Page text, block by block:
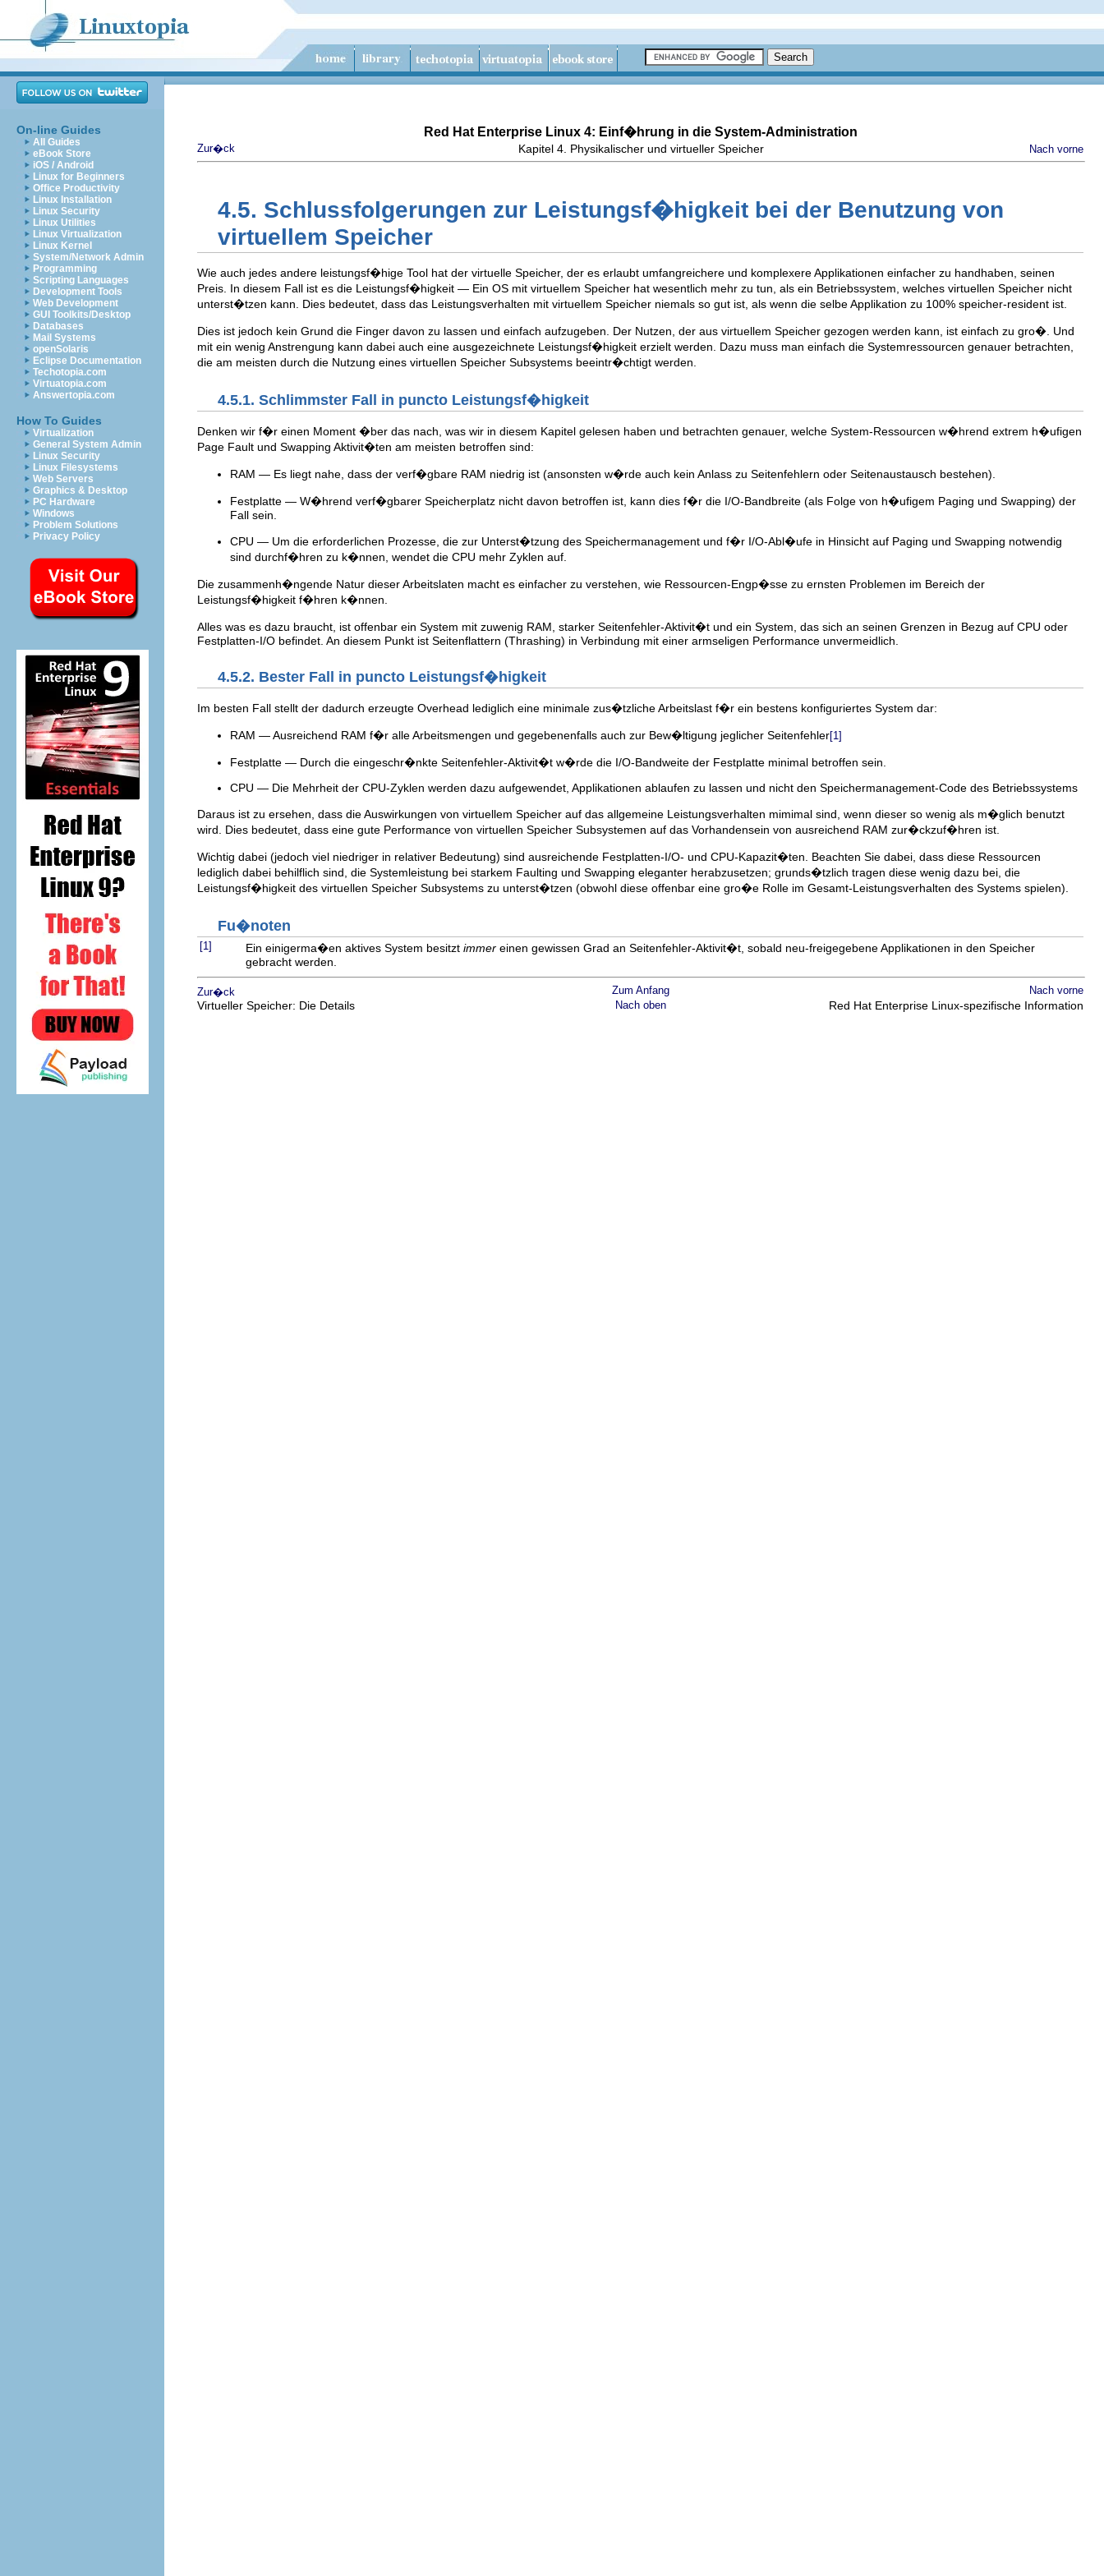
On-line Guides
All Guides
eBook Store
iOS / Android
Linux for Beginners
Office Productivity
Linux Installation
Linux Security
Linux Utilities
Linux Virtualization
Linux Kernel
System/Network Admin
Programming
Scripting Languages
Development Tools
Web Development
GUI Toolkits/Desktop
Databases
Mail Systems
openSolaris
Eclipse Documentation
Techotopia.com
Virtuatopia.com
Answertopia.com
How To Guides
Virtualization
General System Admin
Linux Security
Linux Filesystems
Web Servers
Graphics & Desktop
PC Hardware
Windows
Problem Solutions
Privacy Policy
Red Hat Enterprise Linux 4: Einf�hrung in die System-Administration
Zur�ck Kapitel 4. Physikalischer und virtueller Speicher Nach vorne
4.5. Schlussfolgerungen zur Leistungsf�higkeit bei der Benutzung von
virtuellem Speicher
Wie auch jedes andere leistungsf�hige Tool hat der virtuelle Speicher, der es erlaubt umfangreichere und komplexere Applikationen einfacher zu handhaben, seinen
Preis. In diesem Fall ist es die Leistungsf�higkeit — Ein OS mit virtuellem Speicher hat wesentlich mehr zu tun, als ein Betriebssystem, welches virtuellen Speicher nicht
unterst�tzen kann. Dies bedeutet, dass das Leistungsverhalten mit virtuellem Speicher niemals so gut ist, als wenn die selbe Applikation zu 100% speicher-resident ist.
Dies ist jedoch kein Grund die Finger davon zu lassen und einfach aufzugeben. Der Nutzen, der aus virtuellem Speicher gezogen werden kann, ist einfach zu gro�. Und
mit ein wenig Anstrengung kann dabei auch eine ausgezeichnete Leistungsf�higkeit erzielt werden. Dazu muss man einfach die Systemressourcen genauer betrachten,
die am meisten durch die Nutzung eines virtuellen Speicher Subsystems beeintr�chtigt werden.
4.5.1. Schlimmster Fall in puncto Leistungsf�higkeit
Denken wir f�r einen Moment �ber das nach, was wir in diesem Kapitel gelesen haben und betrachten genauer, welche System-Ressourcen w�hrend extrem h�ufigen
Page Fault und Swapping Aktivit�ten am meisten betroffen sind:
RAM — Es liegt nahe, dass der verf�gbare RAM niedrig ist (ansonsten w�rde auch kein Anlass zu Seitenfehlern oder Seitenaustausch bestehen).
Festplatte — W�hrend verf�gbarer Speicherplatz nicht davon betroffen ist, kann dies f�r die I/O-Bandbreite (als Folge von h�ufigem Paging und Swapping) der
Fall sein.
CPU — Um die erforderlichen Prozesse, die zur Unterst�tzung des Speichermanagement und f�r I/O-Abl�ufe in Hinsicht auf Paging und Swapping notwendig
sind durchf�hren zu k�nnen, wendet die CPU mehr Zyklen auf.
Die zusammenh�ngende Natur dieser Arbeitslaten macht es einfacher zu verstehen, wie Ressourcen-Engp�sse zu ernsten Problemen im Bereich der
Leistungsf�higkeit f�hren k�nnen.
Alles was es dazu braucht, ist offenbar ein System mit zuwenig RAM, starker Seitenfehler-Aktivit�t und ein System, das sich an seinen Grenzen in Bezug auf CPU oder
Festplatten-I/O befindet. An diesem Punkt ist Seitenflattern (Thrashing) in Verbindung mit einer armseligen Performance unvermeidlich.
4.5.2. Bester Fall in puncto Leistungsf�higkeit
Im besten Fall stellt der dadurch erzeugte Overhead lediglich eine minimale zus�tzliche Arbeitslast f�r ein bestens konfiguriertes System dar:
RAM — Ausreichend RAM f�r alle Arbeitsmengen und gegebenenfalls auch zur Bew�ltigung jeglicher Seitenfehler[1]
Festplatte — Durch die eingeschr�nkte Seitenfehler-Aktivit�t w�rde die I/O-Bandweite der Festplatte minimal betroffen sein.
CPU — Die Mehrheit der CPU-Zyklen werden dazu aufgewendet, Applikationen ablaufen zu lassen und nicht den Speichermanagement-Code des Betriebssystems
Daraus ist zu ersehen, dass die Auswirkungen von virtuellem Speicher auf das allgemeine Leistungsverhalten mimimal sind, wenn dieser so wenig als m�glich benutzt
wird. Dies bedeutet, dass eine gute Performance von virtuellen Speicher Subsystemen auf das Vorhandensein von ausreichend RAM zur�ckzuf�hren ist.
Wichtig dabei (jedoch viel niedriger in relativer Bedeutung) sind ausreichende Festplatten-I/O- und CPU-Kapazit�ten. Beachten Sie dabei, dass diese Ressourcen
lediglich dabei behilflich sind, die Systemleistung bei starkem Faulting und Swapping eleganter herabzusetzen; grunds�tzlich tragen diese wenig dazu bei, die
Leistungsf�higkeit des virtuellen Speicher Subsystems zu unterst�tzen (obwohl diese offenbar eine gro�e Rolle im Gesamt-Leistungsverhalten des Systems spielen).
Fu�noten
[1] Ein einigerma�en aktives System besitzt immer einen gewissen Grad an Seitenfehler-Aktivit�t, sobald neu-freigegebene Applikationen in den Speicher
gebracht werden.
Zur�ck Zum Anfang Nach vorne
Virtueller Speicher: Die Details Nach oben Red Hat Enterprise Linux-spezifische Information